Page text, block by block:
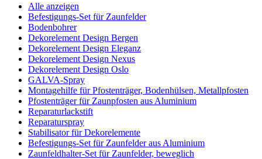
Alle anzeigen
Befestigungs-Set für Zaunfelder
Bodenbohrer
Dekorelement Design Bergen
Dekorelement Design Eleganz
Dekorelement Design Nexus
Dekorelement Design Oslo
GALVA-Spray
Montagehilfe für Pfostenträger, Bodenhülsen, Metallpfosten
Pfostenträger für Zaunpfosten aus Aluminium
Reparaturlackstift
Reparaturspray
Stabilisator für Dekorelemente
Befestigungs-Set für Zaunfelder aus Aluminium
Zaunfeldhalter-Set für Zaunfelder, beweglich